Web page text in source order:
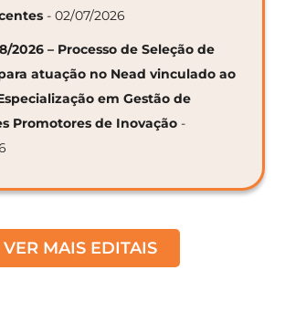
- 02/07/2026
2026 – Processo de Seleção de
atuação no Nead vinculado ao
em Gestão de
Promotores de Inovação -
VER MAIS EDITAIS